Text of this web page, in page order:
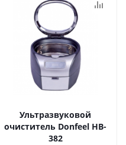
Ультразвуковой
очиститель Donfeel HB-
382